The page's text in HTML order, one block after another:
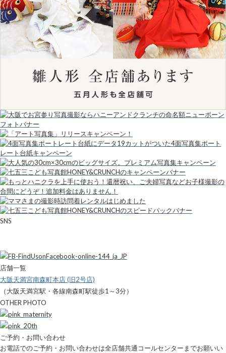
SNS
店舗一覧
大阪天満宮南森町本店 (旧2号店)
（大阪天満宮駅・各線南森町駅徒歩1～3分）
OTHER PHOTO
ご予約・お問い合わせ
お電話でのご予約・お問い合わせは全店舗共通コールセンターまでお願いい